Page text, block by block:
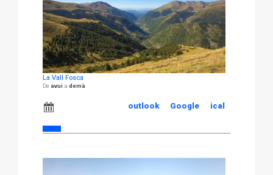
La Vall Fosca
avui demà
ical
Google
outlook